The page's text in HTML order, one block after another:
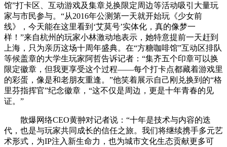
馆”打卡区、互动游戏及集章兑换限定周边等活动吸引大量玩
家与市民参与。“从2016年公测第一天就开始玩《少女前
线》，今天能在这里看到‘艾莫号’实体化，真的像梦一
样！”来自杭州的玩家小林激动地表示，她特意提前一天赶到
上海，只为亲历这场十周年盛典。在“方糖咖啡馆”互动区排队
等候盖章的大学生玩家阿哲告诉记者：“集齐五个印章可以换
限定徽章，但我更享受这个过程——每个打卡点都藏着游戏里
的彩蛋，像是和老朋友重逢。”他笑着展示自己刚兑换到的“格
里芬指挥官”纪念徽章，“这不仅是周边，更是十年青春的见
证。”
散爆网络CEO黄翀对记者说：“十年是技术与内容的迭
代，也是与玩家共同成长的信任之旅。我们将继续携手多元艺
术形式，为IP注入新生命力，也为城市文化生态贡献更多可